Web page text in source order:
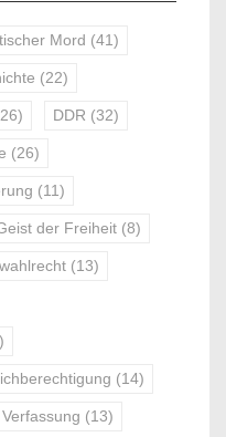
Mord (41)
(22)
DDR (32)
(26)
(11)
der Freiheit (8)
(13)
(14)
(13)